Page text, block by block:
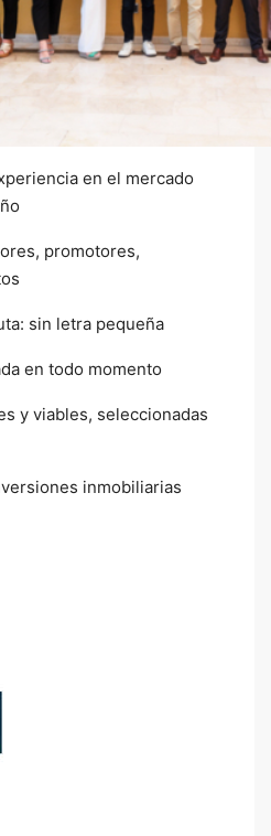
en el mercado
promotores,
sin letra pequeña
en todo momento
y viables, seleccionadas
inmobiliarias